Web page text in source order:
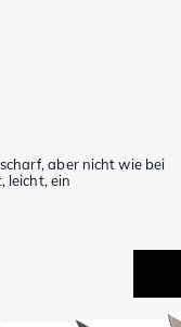
aber nicht wie bei
leicht, ein